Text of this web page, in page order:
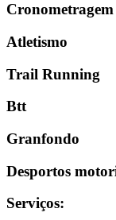
Cronometragem
Atletismo
Trail Running
Btt
Granfondo
Desportos
Serviços: